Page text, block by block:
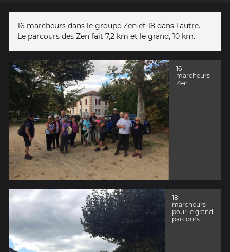
16 marcheurs dans le groupe Zen et 18 dans l'autre.
Le parcours des Zen fait 7,2 km et le grand, 10 km.
16
marcheurs
Zen
18
marcheurs
pour le grand
parcours